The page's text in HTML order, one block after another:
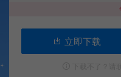
立即下载